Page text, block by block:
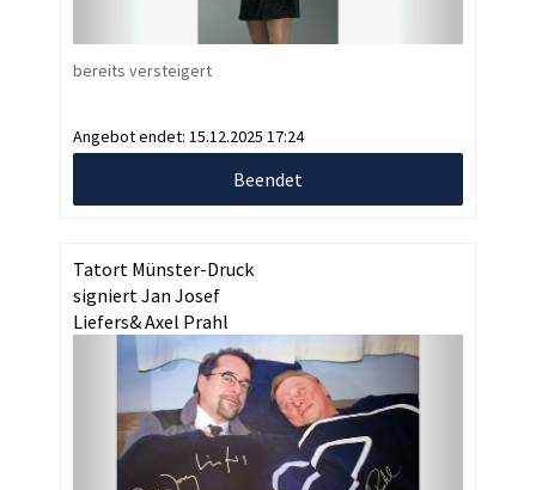
bereits versteigert
Angebot endet: 15.12.2025 17:24
Beendet
Tatort Münster-Druck
signiert Jan Josef
Liefers& Axel Prahl